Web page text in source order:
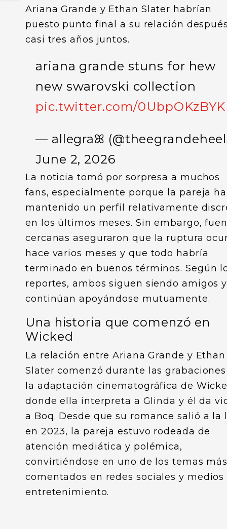
Ariana Grande y Ethan Slater habrían
puesto punto final a su relación
casi tres años juntos.
ariana grande stuns for hew
new swarovski collection
pic.twitter.com/0UbpOKzBYK
— allegraꕤ
June 2, 2026
La noticia tomó por sorpresa a muchos
fans, especialmente porque la pareja
mantenido un perfil relativamente
en los últimos meses. Sin embargo,
cercanas aseguraron que la ruptura
hace varios meses y que todo habría
terminado en buenos términos. Según
reportes, ambos siguen siendo amigos y
continúan apoyándose mutuamente.
Una historia que comenzó en
Wicked
La relación entre Ariana Grande y Ethan
Slater comenzó durante las
la adaptación cinematográfica de
donde ella interpreta a Glinda y él da
a Boq. Desde que su romance salió a la
en 2023, la pareja estuvo rodeada de
atención mediática y polémica,
convirtiéndose en uno de los temas
comentados en redes sociales y medios
entretenimiento.